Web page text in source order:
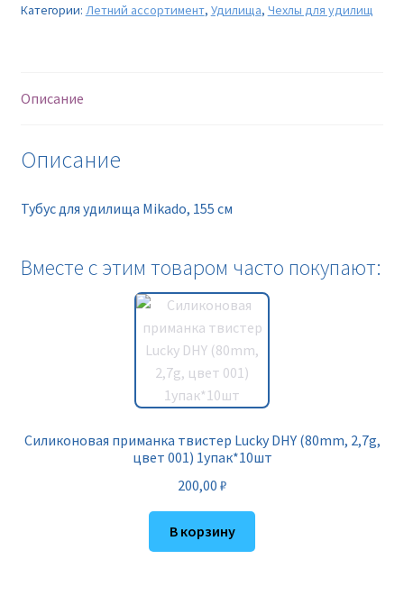
Категории: Летний ассортимент, Удилища, Чехлы для удилищ
Описание
Описание
Тубус для удилища Mikado, 155 см
Вместе с этим товаром часто покупают:
Силиконовая приманка твистер Lucky DHY (80mm, 2,7g,
цвет 001) 1упак*10шт
200,00 ₽
В корзину